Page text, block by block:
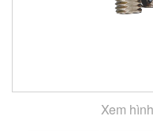
Xem